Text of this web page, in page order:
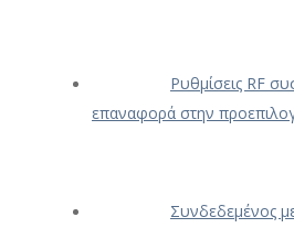
Ρυθμίσεις RF
επαναφορά στην
Συνδεδεμένος